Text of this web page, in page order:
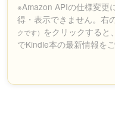
※Amazon APIの仕様変更
得・表示できません。右
クです） をクリックすると
でKindle本の最新情報を